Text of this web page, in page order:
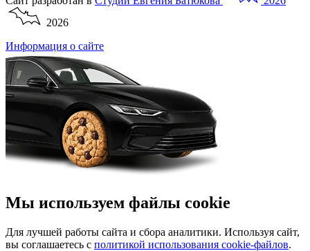
2026
Информация о сайте
Мы используем файлы cookie
Для лучшей работы сайта и сбора аналитики. Используя сайт,
вы соглашаетесь с политикой использования cookie-файлов.